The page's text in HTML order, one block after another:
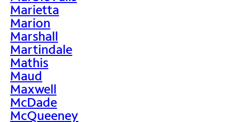
Marietta
Marion
Marshall
Martindale
Mathis
Maud
Maxwell
McDade
McQueeney